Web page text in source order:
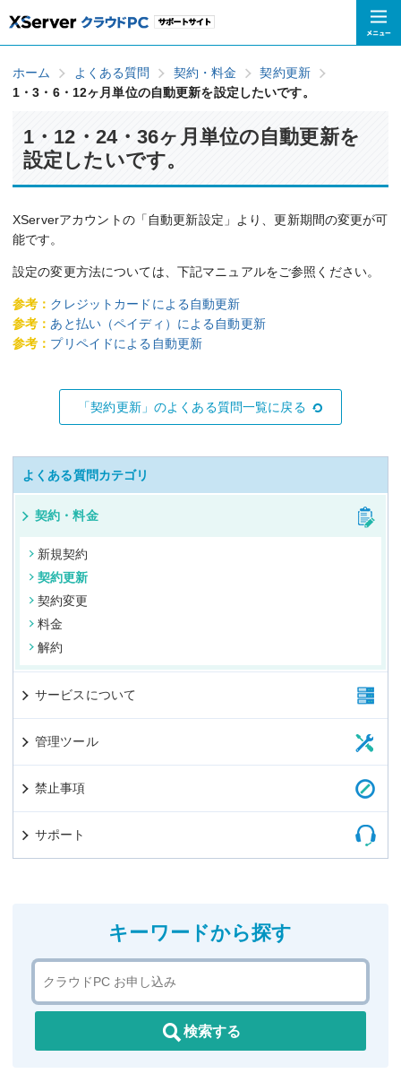
ホーム よくある質問 契約・料金
契約更新
1・3・6・12ヶ月単位の自動更新を設定したいです。
1・12・24・36ヶ月単位の自動更新を
設定したいです。
XServerアカウントの「自動更新設定」より、更新期間の変更が可
能です。
設定の変更方法については、下記マニュアルをご参照ください。
参考： クレジットカードによる自動更新
参考： あと払い（ペイディ）による自動更新
参考： プリペイドによる自動更新
「契約更新」のよくある質問一覧に戻る
よくある質問カテゴリ
契約・料金
新規契約
契約更新
契約変更
料金
解約
サービスについて
管理ツール
禁止事項
サポート
キーワードから探す
検索する